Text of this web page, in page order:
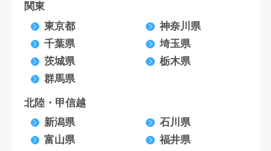
関東
東京都
神奈川県
千葉県
埼玉県
茨城県
栃木県
群馬県
北陸・甲信越
新潟県
石川県
富山県
福井県